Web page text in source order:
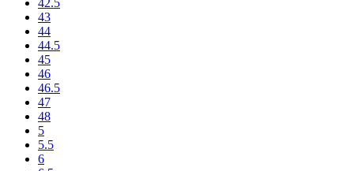
42.5
43
44
44.5
45
46
46.5
47
48
5
5.5
6